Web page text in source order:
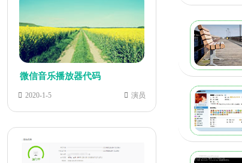
微信音乐播放器代码
2020-1-5 演员